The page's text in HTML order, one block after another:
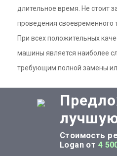
длительное время. Не стоит
проведения своевременного
При всех положительных
машины является наиболее
требующим полной замены
Стоимость
Logan от 4